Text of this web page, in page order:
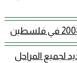
لجميع المراحل